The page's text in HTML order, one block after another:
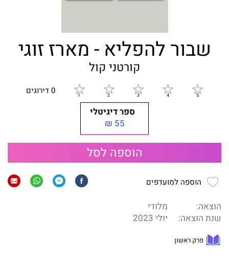
שבור להפליא - מארז זוגי
קורטני קול
0 דירוגים
ספר דיגיטלי
55 ₪
הוספה לסל
הוספה למועדפים
הוצאה:
מלודי
שנת הוצאה:
יולי 2023
פרק ראשון